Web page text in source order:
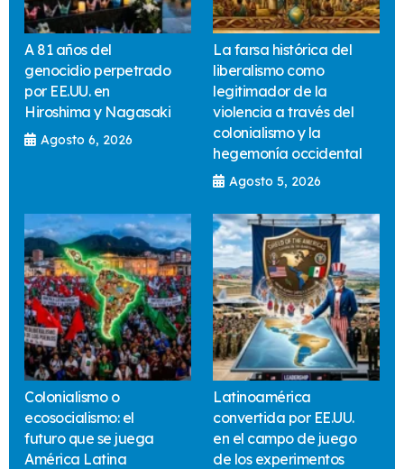
A 81 años del
genocidio perpetrado
por EE.UU. en
Hiroshima y Nagasaki
Agosto 6, 2026
La farsa histórica del
liberalismo como
legitimador de la
violencia a través del
colonialismo y la
hegemonía occidental
Agosto 5, 2026
Colonialismo o
ecosocialismo: el
futuro que se juega
América Latina
Latinoamérica
convertida por EE.UU.
en el campo de juego
de los experimentos